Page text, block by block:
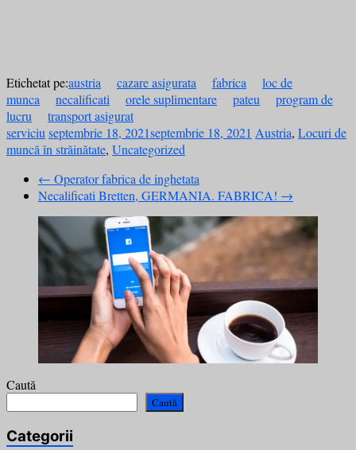
Etichetat pe:austria cazare asigurata fabrica
loc de
munca
necalificati orele suplimentare pateu
program de
lucru
transport asigurat
serviciuseptembrie 18, 2021septembrie 18, 2021 Austria, Locuri de
muncă în străinătate, Uncategorized
← Operator fabrica de inghetata
Necalificati Bretten, GERMANIA. FABRICA! →
Caută
Caută
Categorii